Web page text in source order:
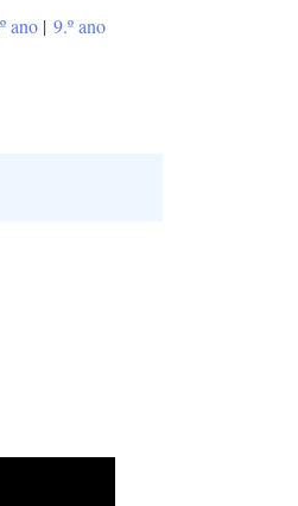
ano | 9.º ano